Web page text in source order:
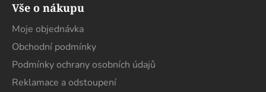
Vše o nákupu
Moje objednávka
Obchodní podmínky
Podmínky ochrany osobních údajů
Reklamace a odstoupení